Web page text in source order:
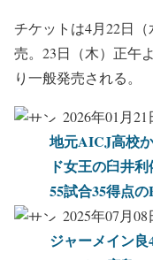
チケットは4月22日
売。23日（木）正午
り一般発売される。
2026年01月21
地元AICJ高校
ド女王の臼井
55試合35得点
2025年07月08
ジャーメイン